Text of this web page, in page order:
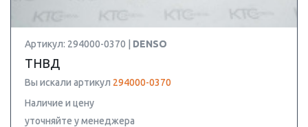
Артикул: 294000-0370 | DENSO
ТНВД
Вы искали артикул 294000-0370
Наличие и цену
уточняйте у менеджера